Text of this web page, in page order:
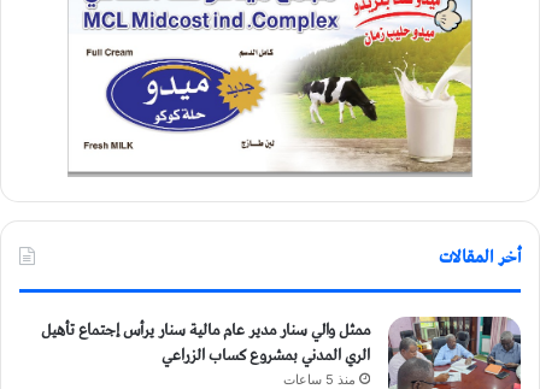
أخر المقالات
ممثل والي سنار مدير عام مالية سنار يرأس إجتماع تأهيل
الري المدني بمشروع كساب الزراعي
منذ 5 ساعات